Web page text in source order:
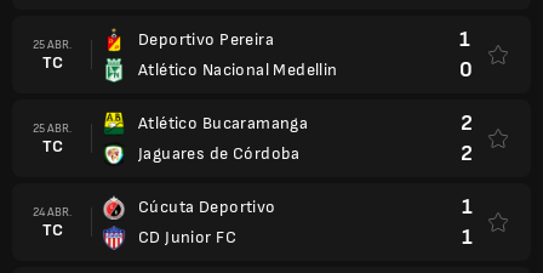
25 ABR.
TC
Deportivo Pereira
Atlético Nacional Medellin
1
0
25 ABR.
TC
Atlético Bucaramanga
Jaguares de Córdoba
2
2
24 ABR.
TC
Cúcuta Deportivo
CD Junior FC
1
1